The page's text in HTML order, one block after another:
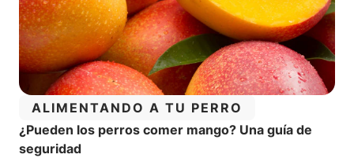
CATEGORÍA:
ALIMENTANDO A TU PERRO
¿Pueden los perros comer mango? Una guía de
seguridad